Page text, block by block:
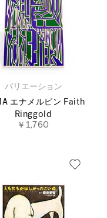
バリエーション
エナメルピン Faith
Ringgold
￥1,760